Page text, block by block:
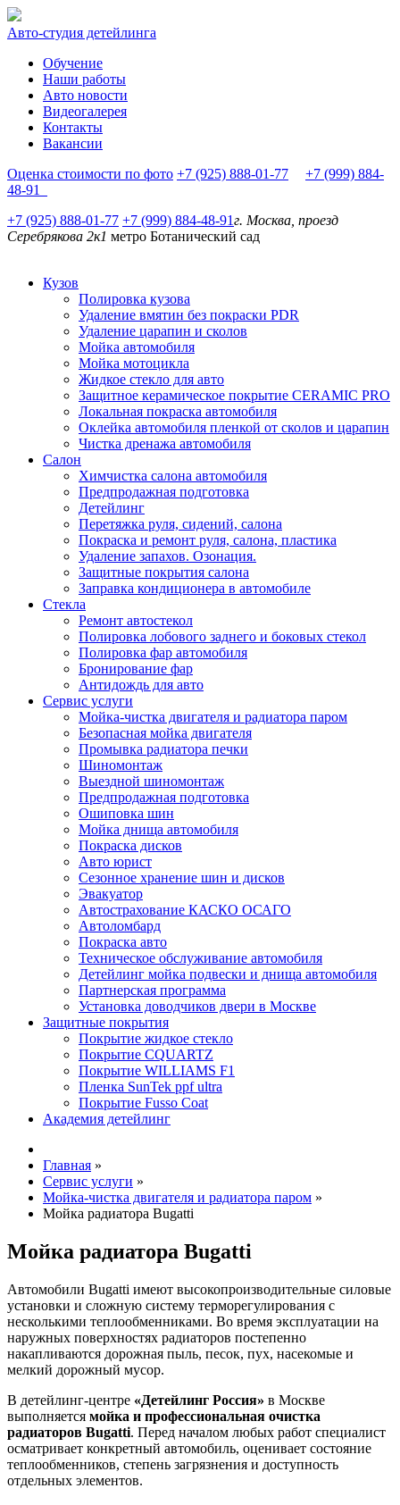
Авто-студия детейлинга
Обучение
Наши работы
Авто новости
Видеогалерея
Контакты
Вакансии
Оценка стоимости по фото +7 (925) 888-01-77
+7 (999) 884-
48-91
+7 (925) 888-01-77 +7 (999) 884-48-91г. Москва, проезд
Серебрякова 2к1 метро Ботанический сад
Кузов
Полировка кузова
Удаление вмятин без покраски PDR
Удаление царапин и сколов
Мойка автомобиля
Мойка мотоцикла
Жидкое стекло для авто
Защитное керамическое покрытие CERAMIC PRO
Локальная покраска автомобиля
Оклейка автомобиля пленкой от сколов и царапин
Чистка дренажа автомобиля
Салон
Химчистка салона автомобиля
Предпродажная подготовка
Детейлинг
Перетяжка руля, сидений, салона
Покраска и ремонт руля, салона, пластика
Удаление запахов. Озонация.
Защитные покрытия салона
Заправка кондиционера в автомобиле
Стекла
Ремонт автостекол
Полировка лобового заднего и боковых стекол
Полировка фар автомобиля
Бронирование фар
Антидождь для авто
Сервис услуги
Мойка-чистка двигателя и радиатора паром
Безопасная мойка двигателя
Промывка радиатора печки
Шиномонтаж
Выездной шиномонтаж
Предпродажная подготовка
Ошиповка шин
Мойка днища автомобиля
Покраска дисков
Авто юрист
Сезонное хранение шин и дисков
Эвакуатор
Автострахование КАСКО ОСАГО
Автоломбард
Покраска авто
Техническое обслуживание автомобиля
Детейлинг мойка подвески и днища автомобиля
Партнерская программа
Установка доводчиков двери в Москве
Защитные покрытия
Покрытие жидкое стекло
Покрытие CQUARTZ
Покрытие WILLIAMS F1
Пленка SunTek ppf ultra
Покрытие Fusso Coat
Академия детейлинг
Главная »
Сервис услуги »
Мойка-чистка двигателя и радиатора паром »
Мойка радиатора Bugatti
Мойка радиатора Bugatti
Автомобили Bugatti имеют высокопроизводительные силовые
установки и сложную систему терморегулирования с
несколькими теплообменниками. Во время эксплуатации на
наружных поверхностях радиаторов постепенно
накапливаются дорожная пыль, песок, пух, насекомые и
мелкий дорожный мусор.
В детейлинг-центре «Детейлинг Россия» в Москве
выполняется мойка и профессиональная очистка
радиаторов Bugatti. Перед началом любых работ специалист
осматривает конкретный автомобиль, оценивает состояние
теплообменников, степень загрязнения и доступность
отдельных элементов.